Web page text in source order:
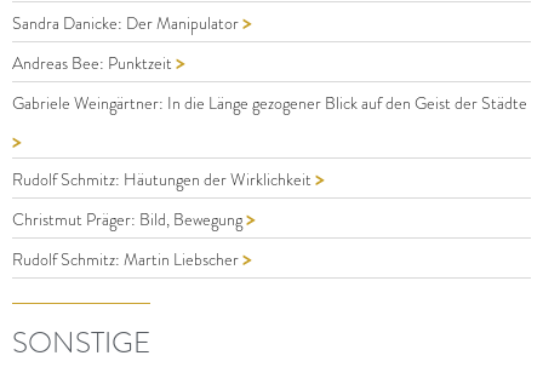
Sandra Danicke: Der Manipulator>
Andreas Bee: Punktzeit >
Gabriele Weingärtner: In die Länge gezogener Blick auf den Geist der Städte
>
Rudolf Schmitz: Häutungen der Wirklichkeit >
Christmut Präger: Bild, Bewegung>
Rudolf Schmitz: Martin Liebscher>
SONSTIGE